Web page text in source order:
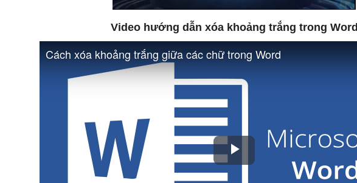
Video hướng dẫn xóa khoảng trắng trong Word